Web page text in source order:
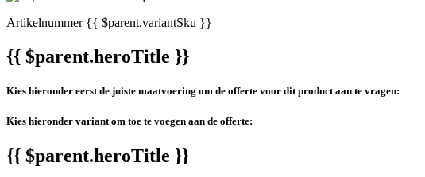
Artikelnummer{{ $parent.variantSku }}
{{ $parent.heroTitle }}
Kies hieronder eerst de juiste maatvoering om de offerte voor dit product aan te vragen:
Kies hieronder variant om toe te voegen aan de offerte:
{{ $parent.heroTitle }}